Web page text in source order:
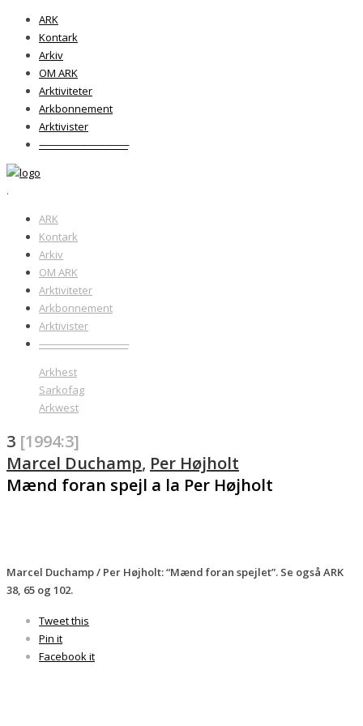
ARK
Kontark
Arkiv
OM ARK
Arktiviteter
Arkbonnement
Arktivister
——————————
.
ARK
Kontark
Arkiv
OM ARK
Arktiviteter
Arkbonnement
Arktivister
——————————
Arkhest
Sarkofag
Arkwest
3 [1994:3]
Marcel Duchamp, Per Højholt
Mænd foran spejl a la Per Højholt
Marcel Duchamp / Per Højholt: “Mænd foran spejlet”. Se også ARK
38, 65 og 102.
Tweet this
Pin it
Facebook it